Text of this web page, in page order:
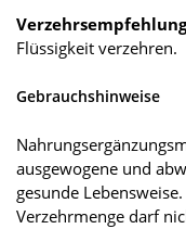
Flüssigkeit verzehren.
Gebrauchshinweise
ausgewogene und
gesunde
Verzehrmenge darf